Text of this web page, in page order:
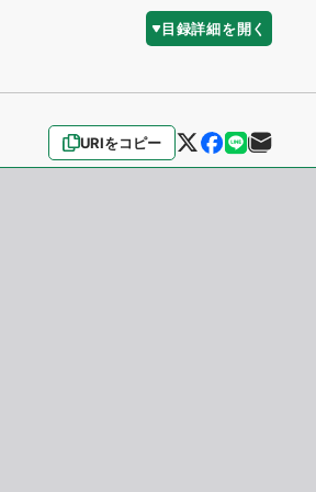
目録詳細を開く
URIをコピー